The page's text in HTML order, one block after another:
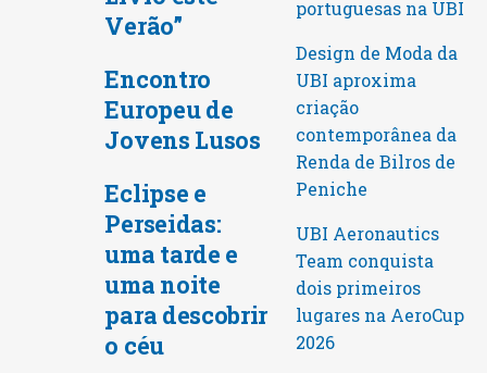
Verão”
Encontro
Europeu de
Jovens Lusos
Eclipse e
Perseidas:
uma tarde e
uma noite
para descobrir
o céu
portuguesas na UBI
Design de Moda da
UBI aproxima
criação
contemporânea da
Renda de Bilros de
Peniche
UBI Aeronautics
Team conquista
dois primeiros
lugares na AeroCup
2026